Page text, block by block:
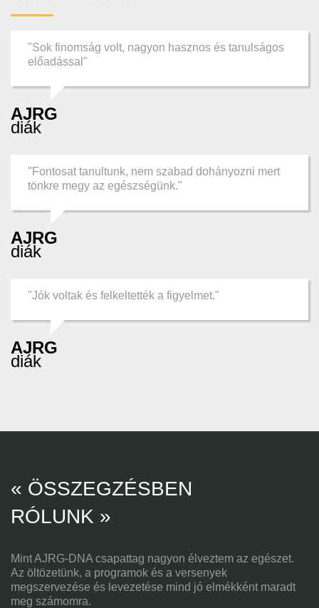
"Sok finomság volt, nagyon hasznos és tanulságos
előadással"
AJRG
diák
"Fontosat tanultunk, nem szabad dohányozni mert
tönkre megy az egészségünk."
AJRG
diák
"Jók voltak és felkeltették a figyelmet."
AJRG
diák
« ÖSSZEGZÉSBEN
RÓLUNK »
Mint AJRG-DNA csapattag nagyon élveztem az egészet.
Az öltözetünk, a programok és a versenyek
megszervezése és levezetése mind jó elmékként maradt
meg számomra.